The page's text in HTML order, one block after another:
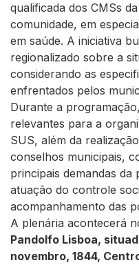
qualificada dos CMSs
comunidade, em
em saúde. A iniciativa
regionalizado sobre a
considerando as
enfrentados pelos
Durante a
relevantes para a
SUS, além da
conselhos municipais,
principais demandas da
atuação do controle
acompanhamento das
A plenária acontecerá
Pandolfo Lisboa,
novembro, 1844,